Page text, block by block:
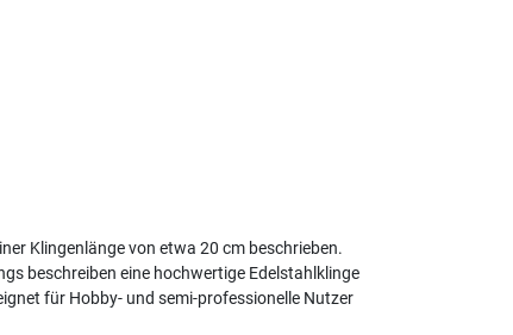
Klingenlänge von etwa 20 cm beschrieben.
beschreiben eine hochwertige Edelstahlklinge
für Hobby- und semi-professionelle Nutzer